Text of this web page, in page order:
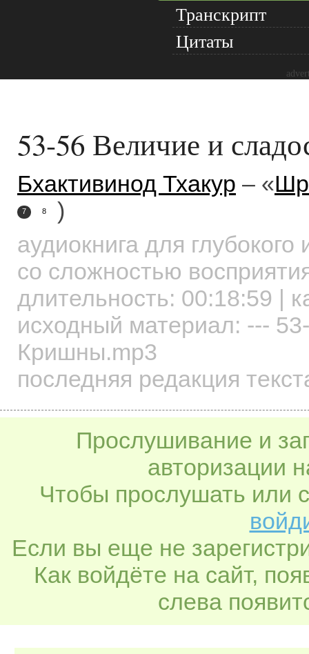
Транскрипт
Цитаты
53-56 Величие и
Бхактивинод Тхакур – «
7 8
)
аудиокнига для
со сложностью
длительность: 00:18:59 |
исходный материал: ---
Кришны.mp3
последняя редакция
Прослушивание и
авторизации
Чтобы прослушать или
Если вы еще не
Как войдёте на сайт,
слева